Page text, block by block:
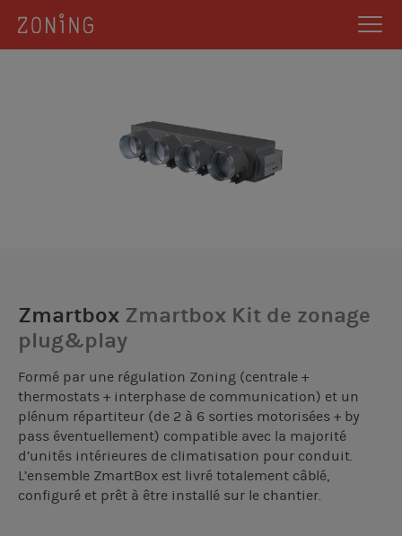
Zmartbox Zmartbox Kit de zonage
plug&play
Formé par une régulation Zoning (centrale +
thermostats + interphase de communication) et un
plénum répartiteur (de 2 à 6 sorties motorisées + by
pass éventuellement) compatible avec la majorité
d’unités intérieures de climatisation pour conduit.
L’ensemble ZmartBox est livré totalement câblé,
configuré et prêt à être installé sur le chantier.